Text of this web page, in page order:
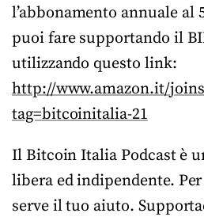
l’abbonamento annuale al
puoi fare supportando il
utilizzando questo link:
http://www.amazon.it/
tag=bitcoinitalia-21
Il Bitcoin Italia Podcast è
libera ed indipendente.
serve il tuo aiuto.